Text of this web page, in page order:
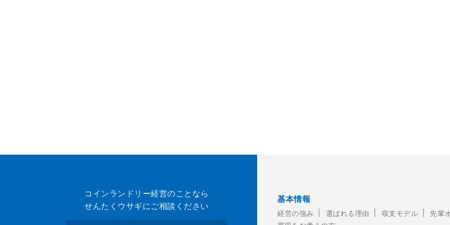
コインランドリー経営のことなら
せんたくウサギにご相談ください
基本情報
経営の強み 選ばれる理由 収支モデル 先輩